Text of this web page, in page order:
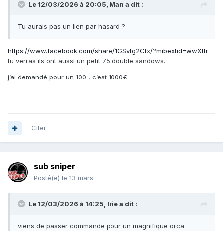
Le 12/03/2026 à 20:05, Man a dit :
Tu aurais pas un lien par hasard ?
https://www.facebook.com/share/1GSvtg2Ctx/?mibextid=wwXIfr
tu verras ils ont aussi un petit 75 double sandows.
j’ai demandé pour un 100 , c’est 1000€
Citer
sub sniper
Posté(e) le 13 mars
Le 12/03/2026 à 14:25, Iriea dit :
viens de passer commande pour un magnifique orca